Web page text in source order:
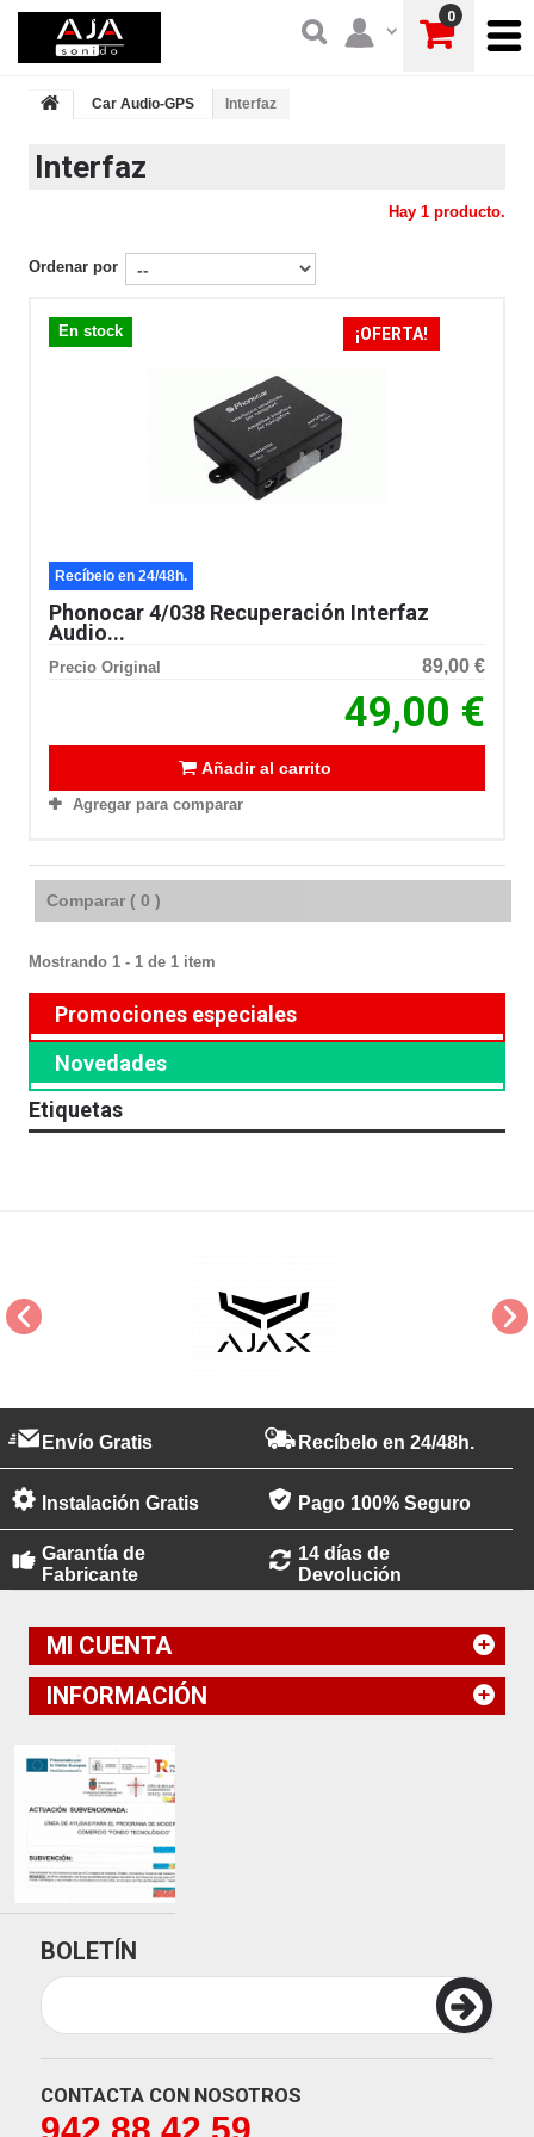
0
Car Audio-GPS Interfaz
Interfaz
Hay 1 producto.
Ordenar por
En stock ¡OFERTA!
Recíbelo en 24/48h.
Phonocar 4/038 Recuperación Interfaz
Audio...
Precio Original 89,00 €
49,00 €
Añadir al carrito
Agregar para comparar
Comparar ( 0 )
Mostrando 1 - 1 de 1 item
Promociones especiales
Novedades
Etiquetas
Envío Gratis Recíbelo en 24/48h.
Instalación Gratis Pago 100% Seguro
Garantía de
Fabricante
14 días de
Devolución
MI CUENTA
INFORMACIÓN
BOLETÍN
CONTACTA CON NOSOTROS